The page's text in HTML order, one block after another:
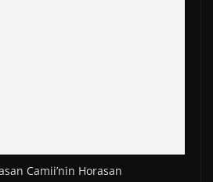
Camii’nin Horasan